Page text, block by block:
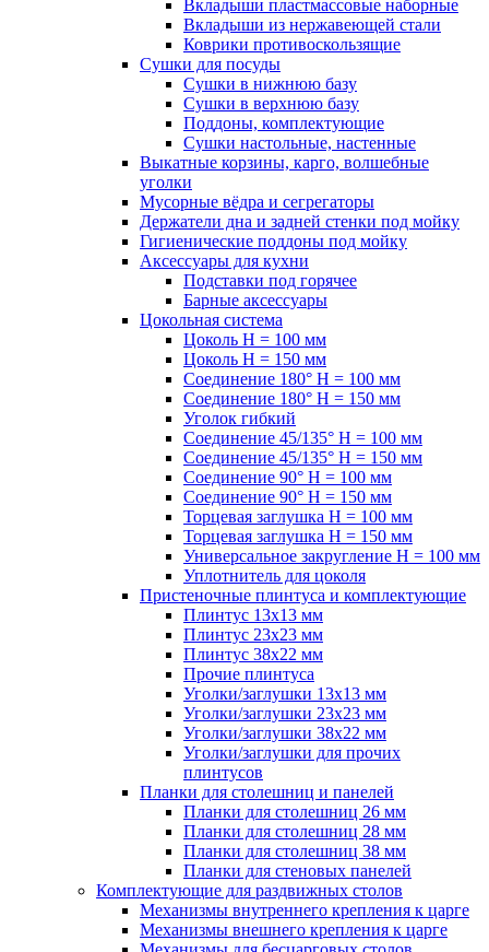
Вкладыши пластмассовые наборные
Вкладыши из нержавеющей стали
Коврики противоскользящие
Сушки для посуды
Сушки в нижнюю базу
Сушки в верхнюю базу
Поддоны, комплектующие
Сушки настольные, настенные
Выкатные корзины, карго, волшебные
уголки
Мусорные вёдра и сегрегаторы
Держатели дна и задней стенки под мойку
Гигиенические поддоны под мойку
Аксессуары для кухни
Подставки под горячее
Барные аксессуары
Цокольная система
Цоколь H = 100 мм
Цоколь H = 150 мм
Соединение 180° H = 100 мм
Соединение 180° H = 150 мм
Уголок гибкий
Соединение 45/135° H = 100 мм
Соединение 45/135° H = 150 мм
Соединение 90° H = 100 мм
Соединение 90° H = 150 мм
Торцевая заглушка H = 100 мм
Торцевая заглушка H = 150 мм
Универсальное закругление H = 100 мм
Уплотнитель для цоколя
Пристеночные плинтуса и комплектующие
Плинтус 13х13 мм
Плинтус 23х23 мм
Плинтус 38х22 мм
Прочие плинтуса
Уголки/заглушки 13х13 мм
Уголки/заглушки 23х23 мм
Уголки/заглушки 38х22 мм
Уголки/заглушки для прочих
плинтусов
Планки для столешниц и панелей
Планки для столешниц 26 мм
Планки для столешниц 28 мм
Планки для столешниц 38 мм
Планки для стеновых панелей
Комплектующие для раздвижных столов
Механизмы внутреннего крепления к царге
Механизмы внешнего крепления к царге